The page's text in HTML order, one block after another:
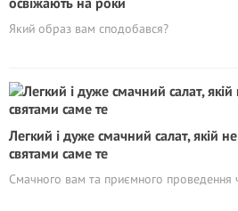
Який образ вам сподобався?
Легкий і дуже смачний салат, якій
святами саме те
Смачного вам та приємного проведення